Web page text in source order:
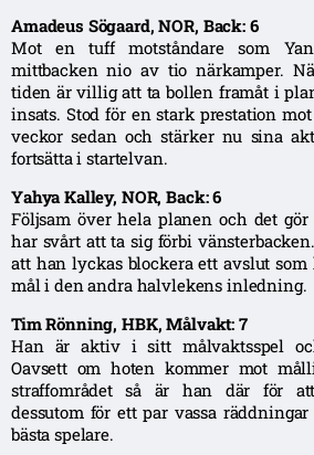
Amadeus Sögaard, NOR, Back: 6
Mot en tuff motståndare som
mittbacken nio av tio närkamper.
tiden är villig att ta bollen framåt i
insats. Stod för en stark prestation
veckor sedan och stärker nu sina
fortsätta i startelvan.
Yahya Kalley, NOR, Back: 6
Följsam över hela planen och det gör
har svårt att ta sig förbi
att han lyckas blockera ett avslut
mål i den andra halvlekens inledning.
Tim Rönning, HBK, Målvakt: 7
Han är aktiv i sitt målvaktsspel
Oavsett om hoten kommer mot
straffområdet så är han där för
dessutom för ett par vassa
bästa spelare.